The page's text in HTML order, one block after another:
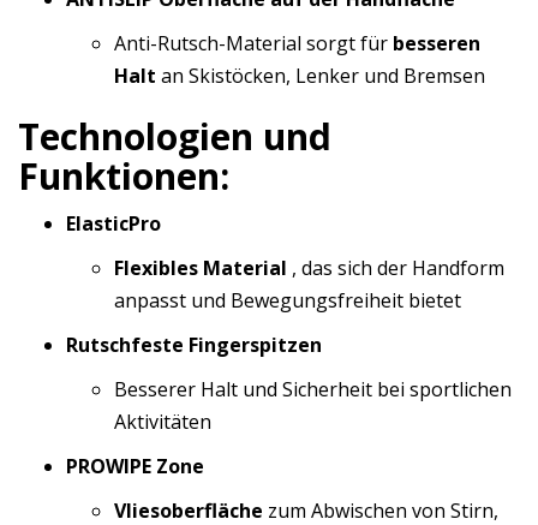
Anti-Rutsch-Material sorgt für besseren
Halt an Skistöcken, Lenker und Bremsen
Technologien und
Funktionen:
ElasticPro
Flexibles Material , das sich der Handform
anpasst und Bewegungsfreiheit bietet
Rutschfeste Fingerspitzen
Besserer Halt und Sicherheit bei sportlichen
Aktivitäten
PROWIPE Zone
Vliesoberfläche zum Abwischen von Stirn,